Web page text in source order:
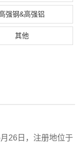
强钢&高强铝
其他
26日，注册地位于